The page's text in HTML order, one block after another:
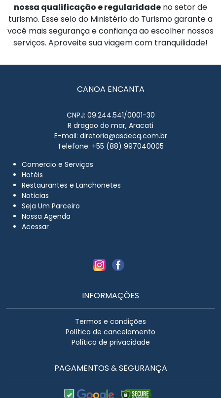
nossa qualificação e regularidade no setor de
turismo. Esse selo do Ministério do Turismo garante a
você mais segurança e confiança ao escolher nossos
serviços. Aproveite sua viagem com tranquilidade!
CANOA ENCANTA
CNPJ: 09.244.541/0001-30
R dragao do mar, Aracati
E-mail: diretoria@asdecq.com.br
Telefone: +55 (88) 997040005
Comercio e Serviços
Hotéis
Restaurantes e Lanchonetes
Noticias
Seja Um Parceiro
Nossa Agenda
Acessar
INFORMAÇÕES
Termos e condições
Política de cancelamento
Política de privacidade
PAGAMENTOS & SEGURANÇA